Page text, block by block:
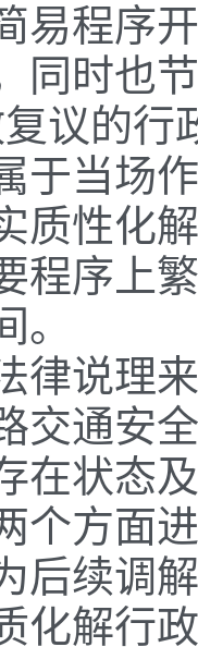
易程序
同时也
议的行
于当场
质性化
程序上
说理来
交通安
在状态
个方面
后续调
化解行